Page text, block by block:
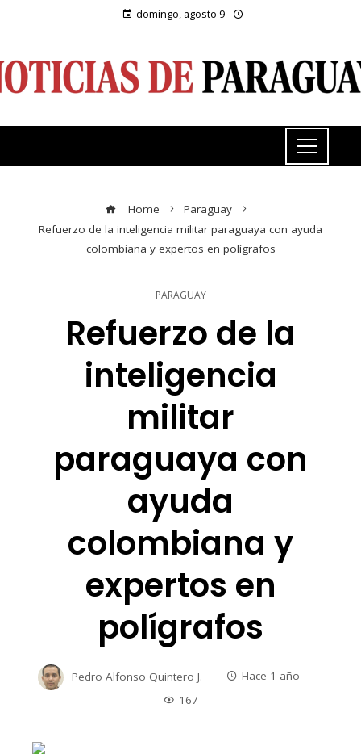
domingo, agosto 9
Home
Paraguay
Refuerzo de la inteligencia militar paraguaya con ayuda
colombiana y expertos en polígrafos
PARAGUAY
Refuerzo de la
inteligencia
militar
paraguaya con
ayuda
colombiana y
expertos en
polígrafos
Pedro Alfonso Quintero J.
Hace 1 año
167